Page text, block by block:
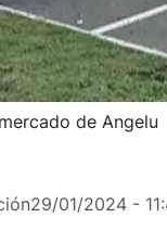
de Angelu
29/01/2024 -